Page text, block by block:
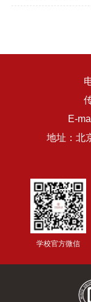
E-
地址：北
学校官方微信